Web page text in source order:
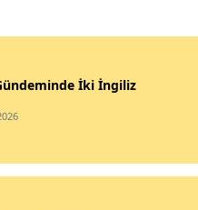
İki İngiliz